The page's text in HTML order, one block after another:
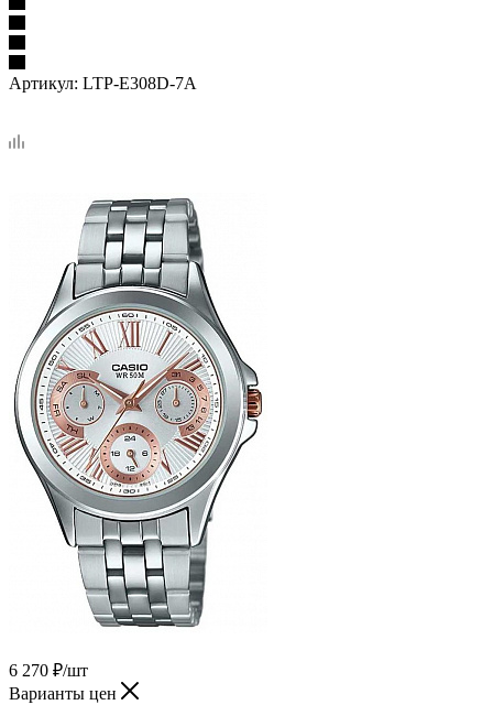
Артикул: LTP-E308D-7A
6 270 ₽/шт
Варианты цен